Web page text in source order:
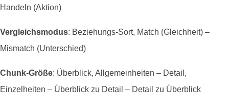
Handeln (Aktion)
Vergleichsmodus: Beziehungs-Sort, Match (Gleichheit) –
Mismatch (Unterschied)
Chunk-Größe: Überblick, Allgemeinheiten – Detail,
Einzelheiten – Überblick zu Detail – Detail zu Überblick